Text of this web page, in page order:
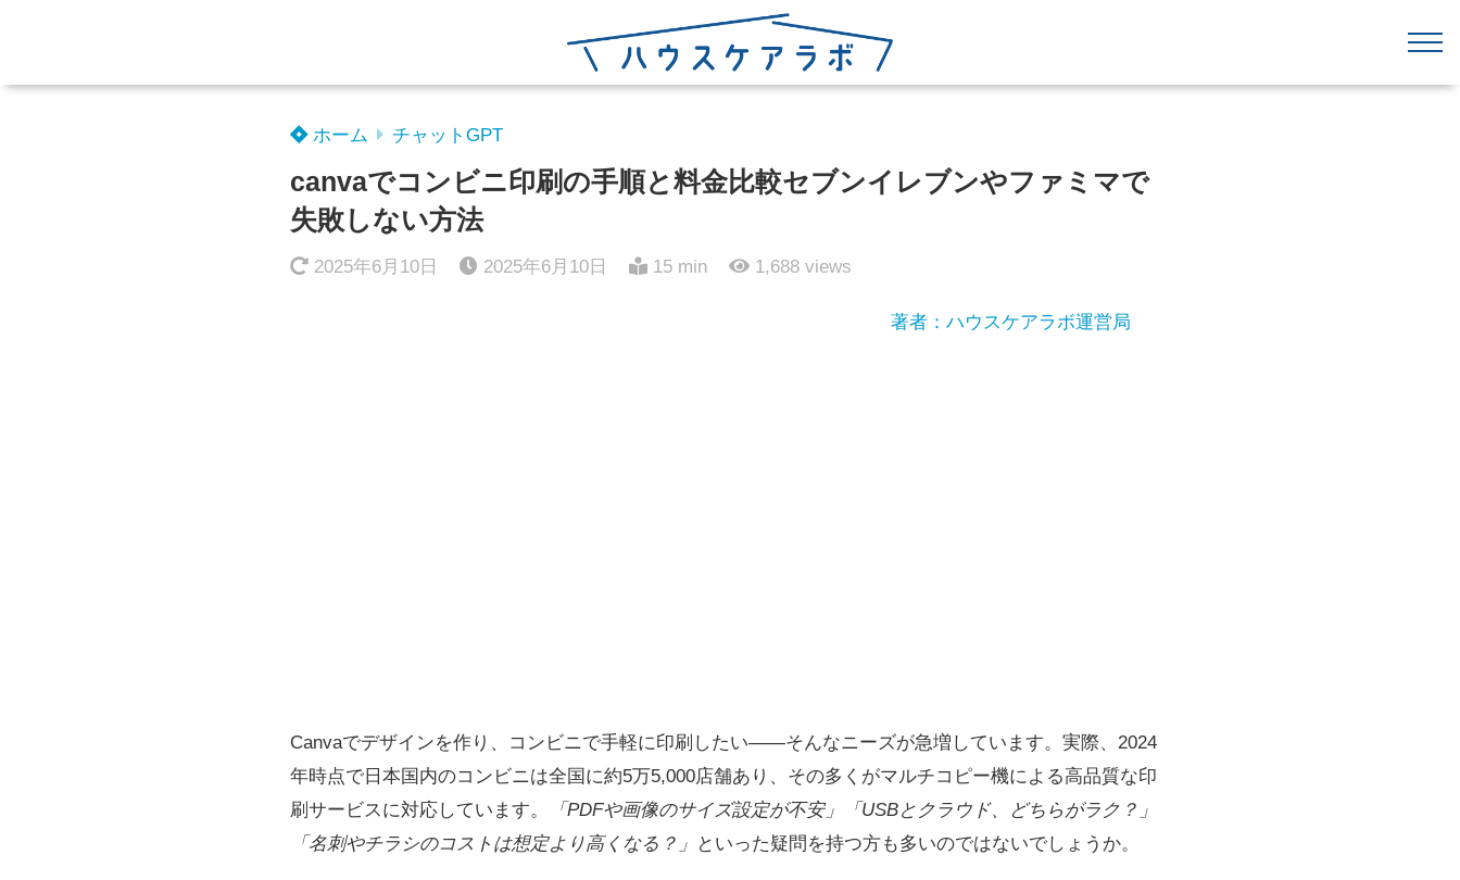
ホーム チャットGPT
canvaでコンビニ印刷の手順と料金比較セブンイレブンやファミマで
失敗しない方法
2025年6月10日 2025年6月10日 15 min 1,688 views
著者：ハウスケアラボ運営局
Canvaでデザインを作り、コンビニで手軽に印刷したい――そんなニーズが急増しています。実際、2024
年時点で日本国内のコンビニは全国に約5万5,000店舗あり、その多くがマルチコピー機による高品質な印
刷サービスに対応しています。
「PDFや画像のサイズ設定が不安」「USBとクラウド、どちらがラク？」
「名刺やチラシのコストは想定より高くなる？」 といった疑問を持つ方も多いのではないでしょうか。